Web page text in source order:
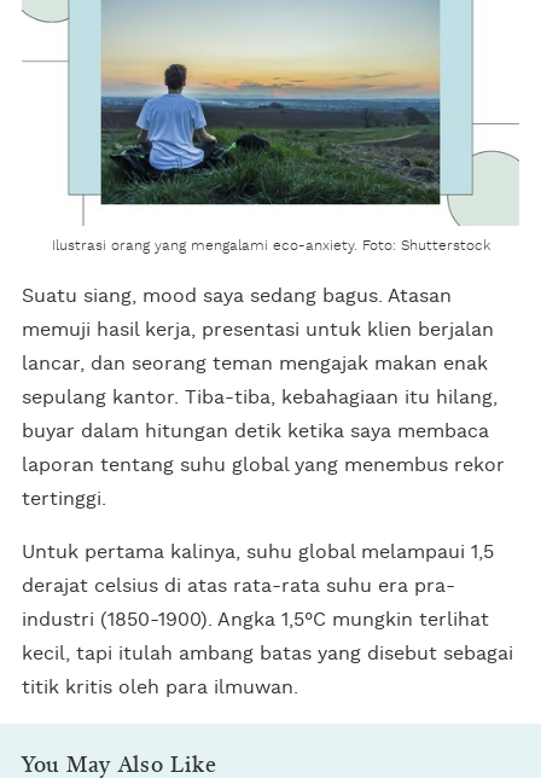
Ilustrasi orang yang mengalami eco-anxiety. Foto: Shutterstock
Suatu siang, mood saya sedang bagus. Atasan
memuji hasil kerja, presentasi untuk klien berjalan
lancar, dan seorang teman mengajak makan enak
sepulang kantor. Tiba-tiba, kebahagiaan itu hilang,
buyar dalam hitungan detik ketika saya membaca
laporan tentang suhu global yang menembus rekor
tertinggi.
Untuk pertama kalinya, suhu global melampaui 1,5
derajat celsius di atas rata-rata suhu era pra-
industri (1850-1900). Angka 1,5°C mungkin terlihat
kecil, tapi itulah ambang batas yang disebut sebagai
titik kritis oleh para ilmuwan.
You May Also Like